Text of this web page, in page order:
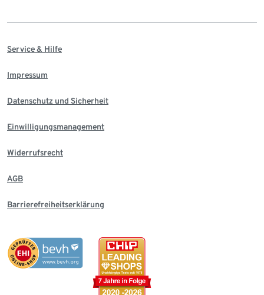
Service & Hilfe
Impressum
Datenschutz und Sicherheit
Einwilligungsmanagement
Widerrufsrecht
AGB
Barrierefreiheitserklärung